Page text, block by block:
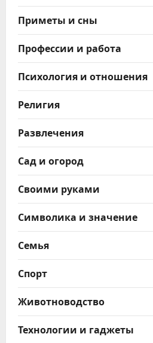
Приметы и сны
Профессии и работа
Психология и отношения
Религия
Развлечения
Сад и огород
Своими руками
Символика и значение
Семья
Спорт
Животноводство
Технологии и гаджеты